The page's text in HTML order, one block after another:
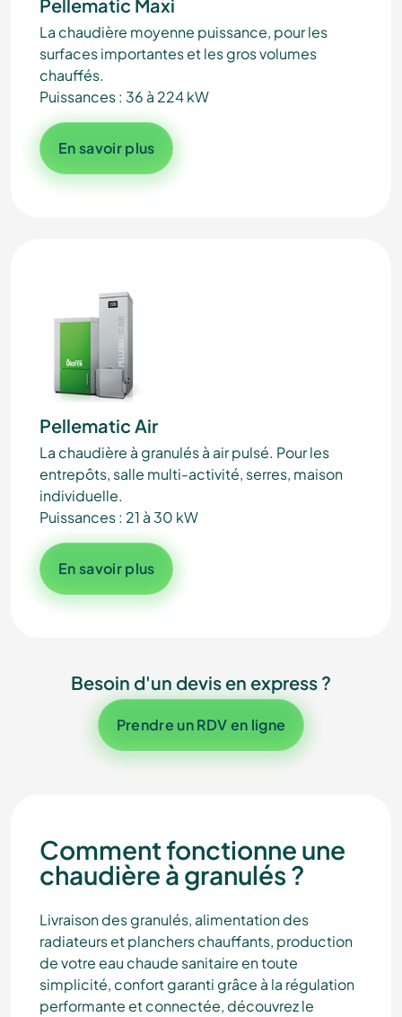
Pellematic Maxi
La chaudière moyenne puissance, pour les
surfaces importantes et les gros volumes
chauffés.
Puissances : 36 à 224 kW
En savoir plus
Pellematic Air
La chaudière à granulés à air pulsé. Pour les
entrepôts, salle multi-activité, serres, maison
individuelle.
Puissances : 21 à 30 kW
En savoir plus
Besoin d'un devis en express ?
Prendre un RDV en ligne
Comment fonctionne une
chaudière à granulés ?
Livraison des granulés, alimentation des
radiateurs et planchers chauffants, production
de votre eau chaude sanitaire en toute
simplicité, confort garanti grâce à la régulation
performante et connectée, découvrez le